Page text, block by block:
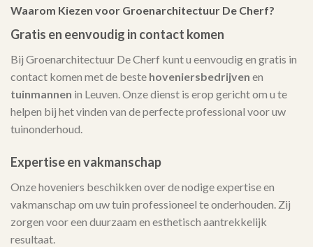
Waarom Kiezen voor Groenarchitectuur De Cherf?
Gratis en eenvoudig in contact komen
Bij Groenarchitectuur De Cherf kunt u eenvoudig en gratis in
contact komen met de beste hoveniersbedrijven en
tuinmannen in Leuven. Onze dienst is erop gericht om u te
helpen bij het vinden van de perfecte professional voor uw
tuinonderhoud.
Expertise en vakmanschap
Onze hoveniers beschikken over de nodige expertise en
vakmanschap om uw tuin professioneel te onderhouden. Zij
zorgen voor een duurzaam en esthetisch aantrekkelijk
resultaat.